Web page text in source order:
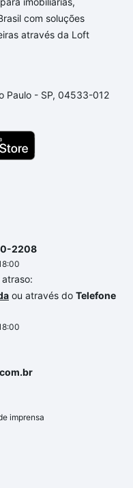
Se ainda tem
no processo
com segurança e
chaves.
com soluções
através da Loft
Paulo - SP, 04533-012
2208
ou através do Telefone
imprensa